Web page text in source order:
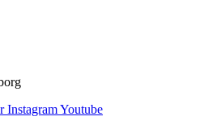
InstagramYoutube